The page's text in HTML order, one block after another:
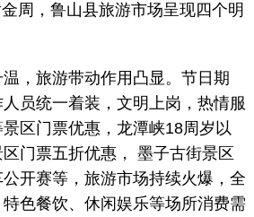
周，鲁山县旅游市场呈现四个明
旅游带动作用凸显。节日期
员统一着装，文明上岗，热情服
区门票优惠，龙潭峡18周岁以
门票五折优惠， 墨子古街景区
开赛等，旅游市场持续火爆，全
色餐饮、休闲娱乐等场所消费需